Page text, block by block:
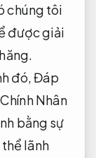
chúng tôi
được giải
đó,Đáp
Nhân
bằng sự
lãnh